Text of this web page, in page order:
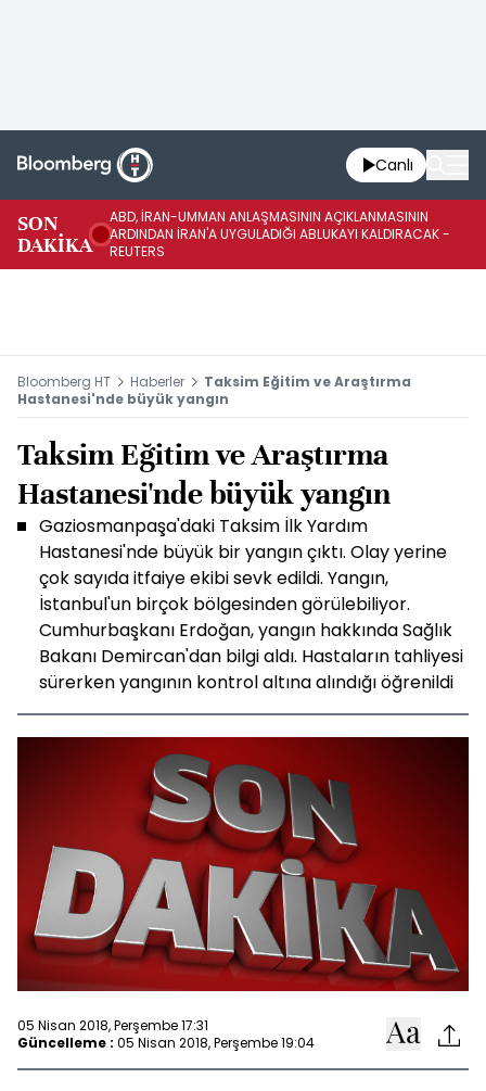
Canlı
SON
DAKİKA
ABD, İRAN-UMMAN ANLAŞMASININ AÇIKLANMASININ
ARDINDAN İRAN'A UYGULADIĞI ABLUKAYI KALDIRACAK -
REUTERS
Bloomberg HT Haberler
Taksim Eğitim ve Araştırma
Hastanesi'nde büyük yangın
Taksim Eğitim ve Araştırma
Hastanesi'nde büyük yangın
Gaziosmanpaşa'daki Taksim İlk Yardım
Hastanesi'nde büyük bir yangın çıktı. Olay yerine
çok sayıda itfaiye ekibi sevk edildi. Yangın,
İstanbul'un birçok bölgesinden görülebiliyor.
Cumhurbaşkanı Erdoğan, yangın hakkında Sağlık
Bakanı Demircan'dan bilgi aldı. Hastaların tahliyesi
sürerken yangının kontrol altına alındığı öğrenildi
05 Nisan 2018, Perşembe 17:31
Güncelleme : 05 Nisan 2018, Perşembe 19:04